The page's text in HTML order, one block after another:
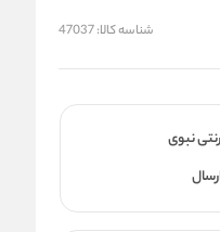
شناسه کالا:47037
نبوی